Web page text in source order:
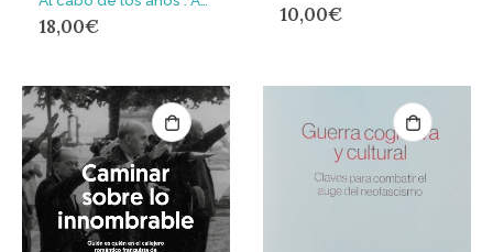
18,00€
10,00€